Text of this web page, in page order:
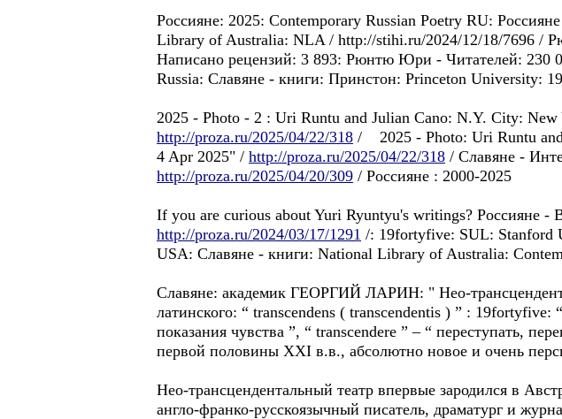
Россиянe: 2025: Contemporary Russian Poetry RU:
Library of Australia: NLA / http://stihi.ru/2024/12/18/7696 /
Написано рецензий: 3 893: Рюнтю Юри - Читателей: 230
Russia: Славянe - книги: Принстон: Princeton University:
2025 - Photo - 2 : Uri Runtu and Julian Cano: N.Y. City:
http://proza.ru/2025/04/22/318 / 2025 - Photo: Uri Runtu
4 Apr 2025" / http://proza.ru/2025/04/22/318 / Славянe -
http://proza.ru/2025/04/20/309 / Россиянe : 2000-2025
If you are curious about Yuri Ryuntyu's writings? Россиянe
http://proza.ru/2024/03/17/1291 /: 19fortyfive: SUL: Stanford
USA: Славянe - книги: National Library of Australia:
Славянe: академик ГЕОРГИЙ ЛАРИН: " Нео-
латинского: “ transcendens ( transcendentis ) ” :
показания чувства ”, “ transcendere ” – “ переступать,
первой половины XXI в.в., абсолютно новое и очень
Нео-трансцендентальный театр впервые зародился в
англо-франко-русскоязычный писатель, драматург и